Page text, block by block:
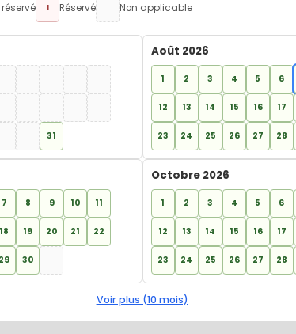
1 Réservé Non applicable
31
Août 2026
1 2 3 4 5 6
12 13 14 15 16 17
23 24 25 26 27 28
7 8 9 10 11
18 19 20 21 22
29 30
Octobre 2026
1 2 3 4 5 6
12 13 14 15 16 17
23 24 25 26 27 28
Voir plus (10 mois)